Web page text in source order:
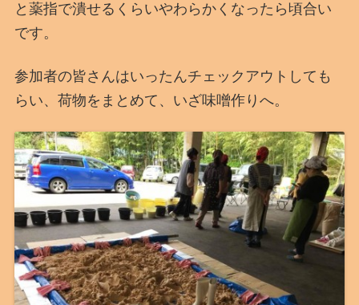
と薬指で潰せるくらいやわらかくなったら頃合い
です。
参加者の皆さんはいったんチェックアウトしても
らい、荷物をまとめて、いざ味噌作りへ。